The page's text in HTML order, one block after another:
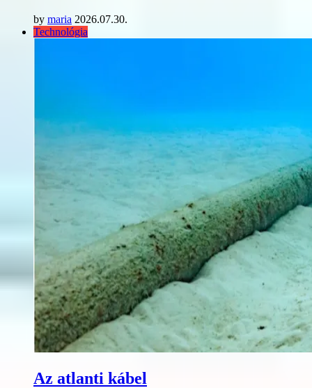
by maria 2026.07.30.
Technológia
Az atlanti kábel